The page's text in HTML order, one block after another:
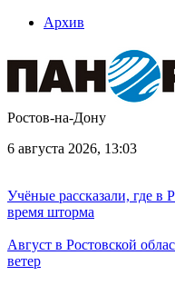
Архив
Ростов-на-Дону
6 августа 2026, 13:03
Учёные рассказали, где в
время шторма
Август в Ростовской
ветер